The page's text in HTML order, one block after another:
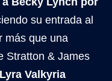
su entrada al
más que una
Stratton & James
Lyra Valkyria